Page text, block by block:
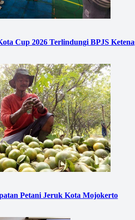
Cup 2026 Terlindungi BPJS
Petani Jeruk Kota Mojokerto